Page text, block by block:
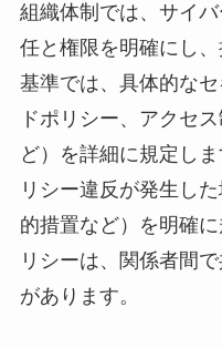
組織体制では、サイ
任と権限を明確にし
基準では、具体的な
ドポリシー、アクセ
ど）を詳細に規定し
リシー違反が発生し
的措置など）を明確
リシーは、関係者間
があります。